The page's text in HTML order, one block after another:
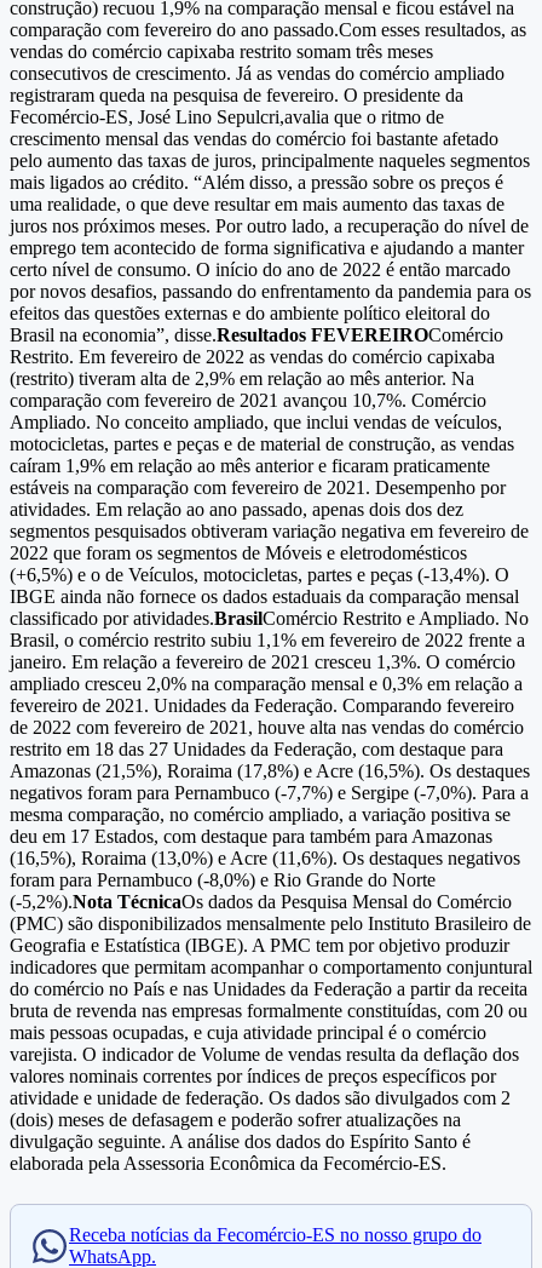
construção) recuou 1,9% na comparação mensal e ficou estável na
comparação com fevereiro do ano passado.Com esses resultados, as
vendas do comércio capixaba restrito somam três meses
consecutivos de crescimento. Já as vendas do comércio ampliado
registraram queda na pesquisa de fevereiro. O presidente da
Fecomércio-ES, José Lino Sepulcri,avalia que o ritmo de
crescimento mensal das vendas do comércio foi bastante afetado
pelo aumento das taxas de juros, principalmente naqueles segmentos
mais ligados ao crédito. “Além disso, a pressão sobre os preços é
uma realidade, o que deve resultar em mais aumento das taxas de
juros nos próximos meses. Por outro lado, a recuperação do nível de
emprego tem acontecido de forma significativa e ajudando a manter
certo nível de consumo. O início do ano de 2022 é então marcado
por novos desafios, passando do enfrentamento da pandemia para os
efeitos das questões externas e do ambiente político eleitoral do
Brasil na economia”, disse.Resultados FEVEREIROComércio
Restrito. Em fevereiro de 2022 as vendas do comércio capixaba
(restrito) tiveram alta de 2,9% em relação ao mês anterior. Na
comparação com fevereiro de 2021 avançou 10,7%. Comércio
Ampliado. No conceito ampliado, que inclui vendas de veículos,
motocicletas, partes e peças e de material de construção, as vendas
caíram 1,9% em relação ao mês anterior e ficaram praticamente
estáveis na comparação com fevereiro de 2021. Desempenho por
atividades. Em relação ao ano passado, apenas dois dos dez
segmentos pesquisados obtiveram variação negativa em fevereiro de
2022 que foram os segmentos de Móveis e eletrodomésticos
(+6,5%) e o de Veículos, motocicletas, partes e peças (-13,4%). O
IBGE ainda não fornece os dados estaduais da comparação mensal
classificado por atividades.BrasilComércio Restrito e Ampliado. No
Brasil, o comércio restrito subiu 1,1% em fevereiro de 2022 frente a
janeiro. Em relação a fevereiro de 2021 cresceu 1,3%. O comércio
ampliado cresceu 2,0% na comparação mensal e 0,3% em relação a
fevereiro de 2021. Unidades da Federação. Comparando fevereiro
de 2022 com fevereiro de 2021, houve alta nas vendas do comércio
restrito em 18 das 27 Unidades da Federação, com destaque para
Amazonas (21,5%), Roraima (17,8%) e Acre (16,5%). Os destaques
negativos foram para Pernambuco (-7,7%) e Sergipe (-7,0%). Para a
mesma comparação, no comércio ampliado, a variação positiva se
deu em 17 Estados, com destaque para também para Amazonas
(16,5%), Roraima (13,0%) e Acre (11,6%). Os destaques negativos
foram para Pernambuco (-8,0%) e Rio Grande do Norte
(-5,2%).Nota TécnicaOs dados da Pesquisa Mensal do Comércio
(PMC) são disponibilizados mensalmente pelo Instituto Brasileiro de
Geografia e Estatística (IBGE). A PMC tem por objetivo produzir
indicadores que permitam acompanhar o comportamento conjuntural
do comércio no País e nas Unidades da Federação a partir da receita
bruta de revenda nas empresas formalmente constituídas, com 20 ou
mais pessoas ocupadas, e cuja atividade principal é o comércio
varejista. O indicador de Volume de vendas resulta da deflação dos
valores nominais correntes por índices de preços específicos por
atividade e unidade de federação. Os dados são divulgados com 2
(dois) meses de defasagem e poderão sofrer atualizações na
divulgação seguinte. A análise dos dados do Espírito Santo é
elaborada pela Assessoria Econômica da Fecomércio-ES.
Receba notícias da Fecomércio-ES no nosso grupo do
WhatsApp.